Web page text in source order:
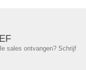
sales ontvangen? Schrijf